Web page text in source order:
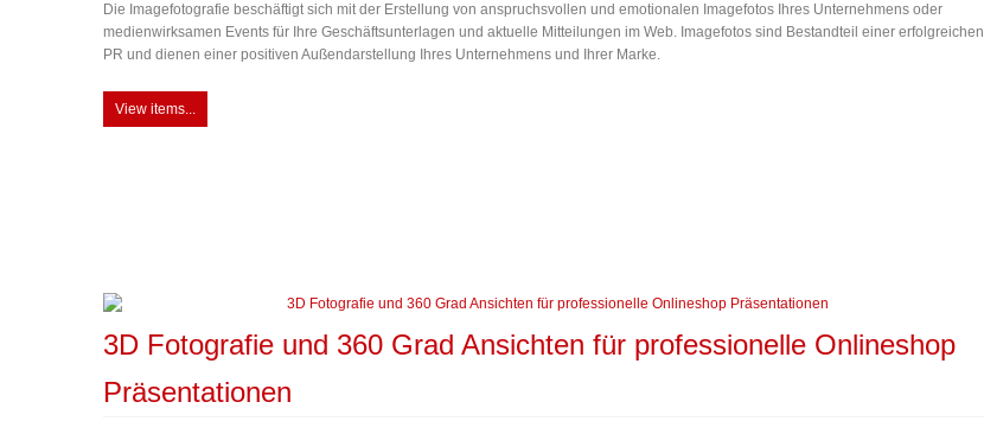
Die Imagefotografie beschäftigt sich mit der Erstellung von anspruchsvollen und emotionalen Imagefotos Ihres Unternehmens oder
medienwirksamen Events für Ihre Geschäftsunterlagen und aktuelle Mitteilungen im Web. Imagefotos sind Bestandteil einer erfolgreichen
PR und dienen einer positiven Außendarstellung Ihres Unternehmens und Ihrer Marke.
View items...
3D Fotografie und 360 Grad Ansichten für professionelle Onlineshop
Präsentationen